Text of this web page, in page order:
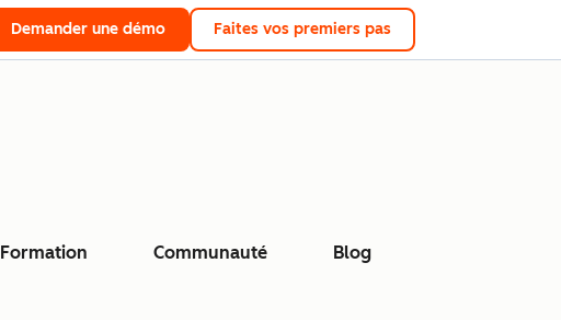
Demander une démo Faites vos premiers pas
Formation Communauté Blog